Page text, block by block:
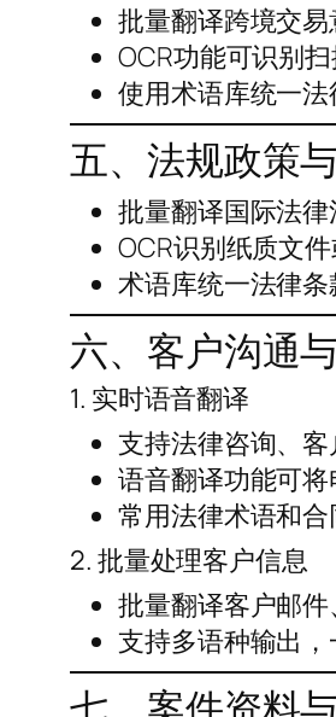
批量翻译跨境交易
OCR功能可识别
使用术语库统一法
五、法规政策
批量翻译国际法律
OCR识别纸质文
术语库统一法律条
六、客户沟通
1. 实时语音翻译
支持法律咨询、客
语音翻译功能可将
常用法律术语和合
2. 批量处理客户信息
批量翻译客户邮件
支持多语种输出，